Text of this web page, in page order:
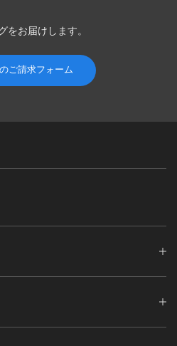
をお届けします。
ご請求フォーム